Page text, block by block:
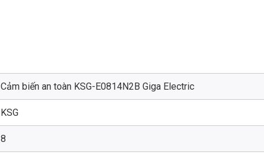
Cảm biến an toàn KSG-E0814N2B Giga Electric
KSG
8